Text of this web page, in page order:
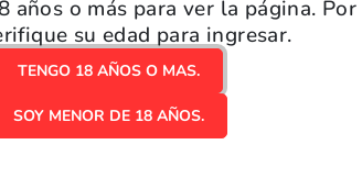
años o más para ver la página. Por
su edad para ingresar.
TENGO 18 AÑOS O MAS.
SOY MENOR DE 18 AÑOS.